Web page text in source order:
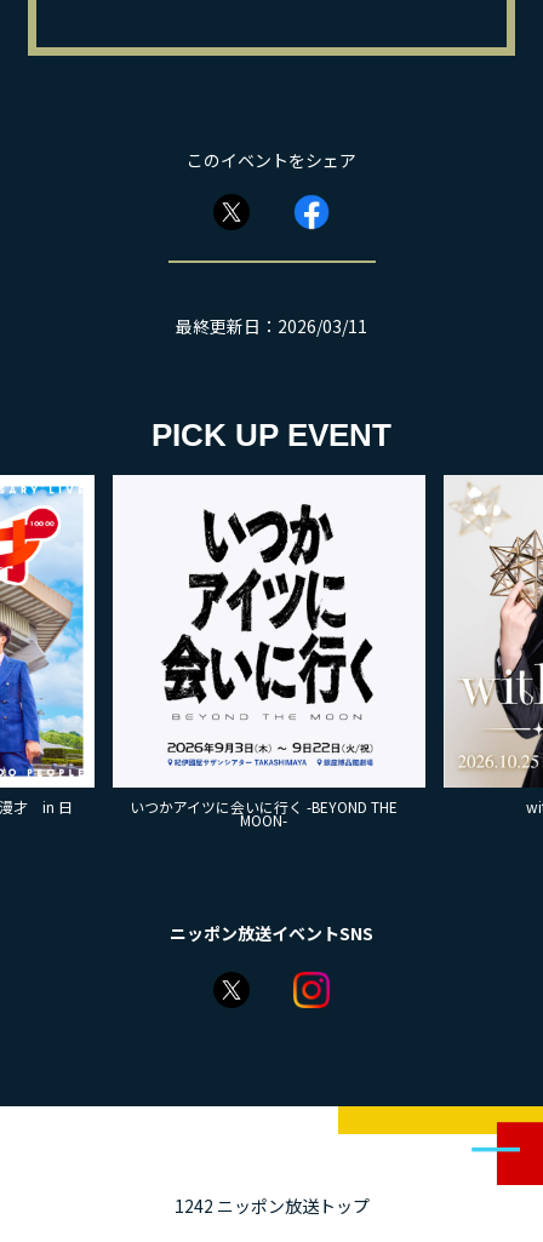
このイベントをシェア
最終更新日：2026/03/11
PICK UP EVENT
いつかアイツに会いに行く -BEYOND THE
MOON-
with MAMO～
ニッポン放送イベントSNS
1242 ニッポン放送トップ